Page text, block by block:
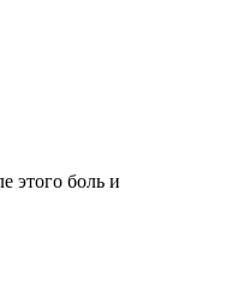
этого боль и